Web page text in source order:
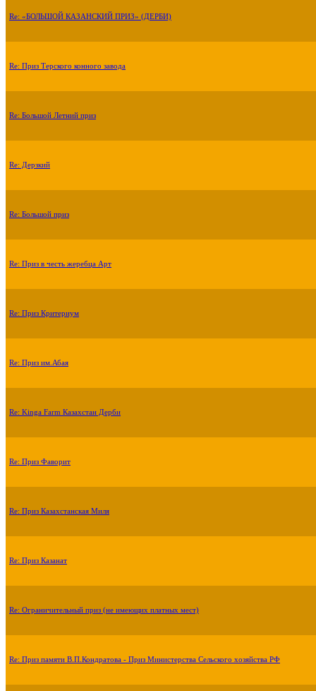
Re: «БОЛЬШОЙ КАЗАНСКИЙ ПРИЗ» (ДЕРБИ)
Re: Приз Терского конного завода
Re: Большой Летний приз
Re: Дерзкий
Re: Большой приз
Re: Приз в честь жеребца Арт
Re: Приз Критериум
Re: Приз им.Абая
Re: Kinga Farm Казахстан Дерби
Re: Приз Фаворит
Re: Приз Казахстанская Миля
Re: Приз Казанат
Re: Ограничительный приз (не имеющих платных мест)
Re: Приз памяти В.П.Кондратова - Приз Министерства Сельского хозяйства РФ